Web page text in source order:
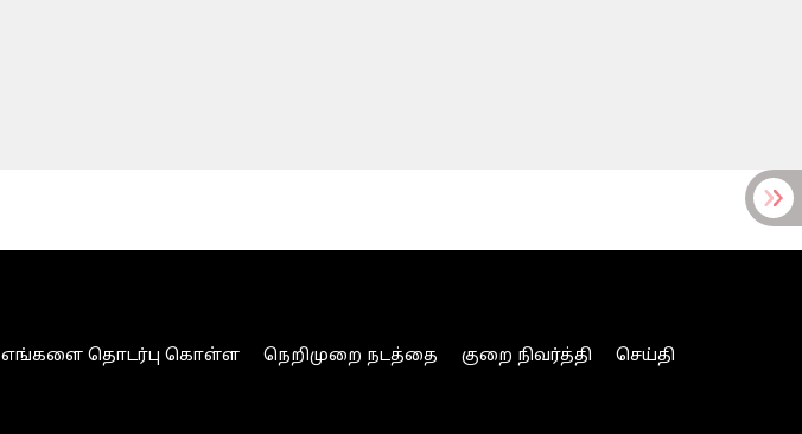
எங்களை தொடர்பு கொள்ள நெறிமுறை நடத்தை குறை நிவர்த்தி
செய்தி